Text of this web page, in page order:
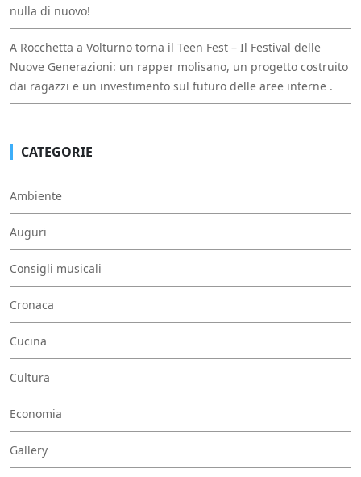
nulla di nuovo!
A Rocchetta a Volturno torna il Teen Fest – Il Festival delle
Nuove Generazioni: un rapper molisano, un progetto costruito
dai ragazzi e un investimento sul futuro delle aree interne .
CATEGORIE
Ambiente
Auguri
Consigli musicali
Cronaca
Cucina
Cultura
Economia
Gallery